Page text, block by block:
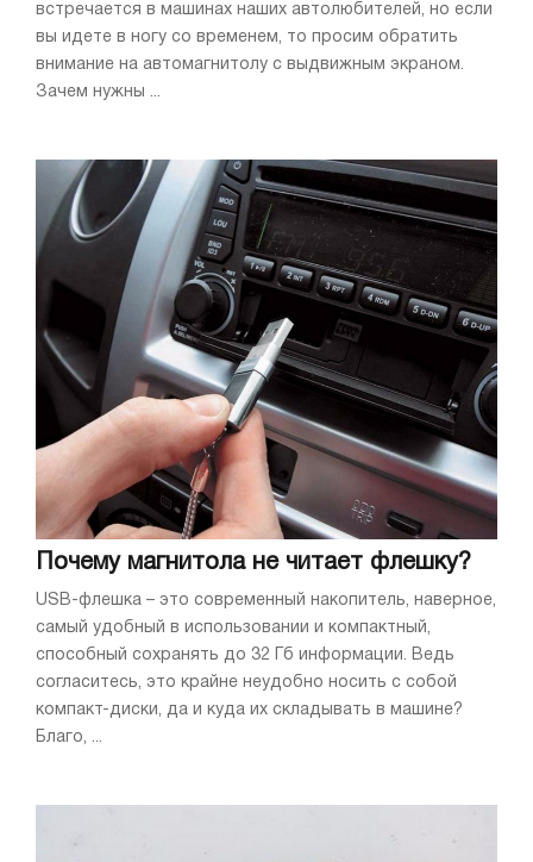
встречается в машинах наших автолюбителей, но если
вы идете в ногу со временем, то просим обратить
внимание на автомагнитолу с выдвижным экраном.
Зачем нужны ...
Почему магнитола не читает флешку?
USB-флешка – это современный накопитель, наверное,
самый удобный в использовании и компактный,
способный сохранять до 32 Гб информации. Ведь
согласитесь, это крайне неудобно носить с собой
компакт-диски, да и куда их складывать в машине?
Благо, ...